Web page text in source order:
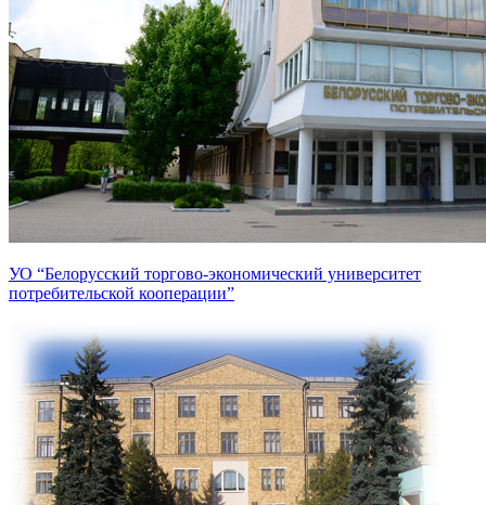
УО “Белорусский торгово-экономический университет
потребительской кооперации”